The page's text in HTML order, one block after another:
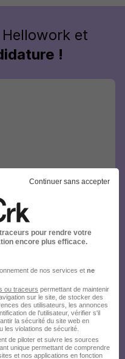
et
!
Continuer sans accepter
pour rendre votre
encore plus efficace.
de nos services et ne
ou traceurs permettant de maintenir
sur le site, de stocker des
des utilisateurs, les annonces
de l'utilisateur, vérifier s'il
la sécurité du site web en
les violations de sécurité.
de piloter et suivre les sources
unique permettant de comprendre
et nos applications en fonction